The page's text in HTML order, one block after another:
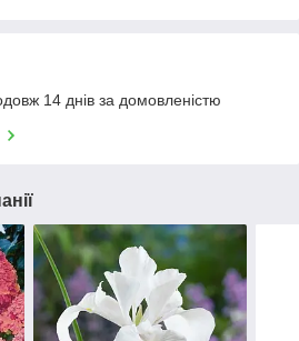
14 днів за домовленістю